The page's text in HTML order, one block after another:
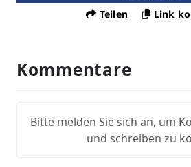
Teilen
Link
Kommentare
Bitte melden Sie sich an, um
und schreiben zu